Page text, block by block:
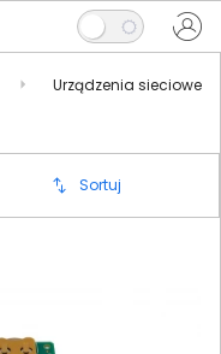
Urządzenia sieciowe
Sortuj